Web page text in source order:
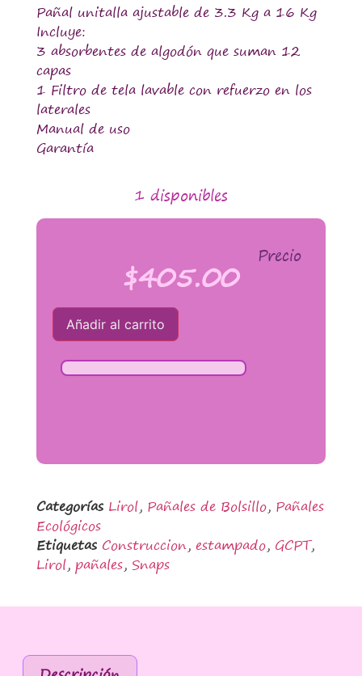
Pañal unitalla ajustable de 3.3 Kg a 16 Kg
Incluye:
3 absorbentes de algodón que suman 12
capas
1 Filtro de tela lavable con refuerzo en los
laterales
Manual de uso
Garantía
1 disponibles
Precio
$405.00
Añadir al carrito
Categorías Lirol, Pañales de Bolsillo, Pañales
Ecológicos
Etiquetas Construccion, estampado, GCPT,
Lirol, pañales, Snaps